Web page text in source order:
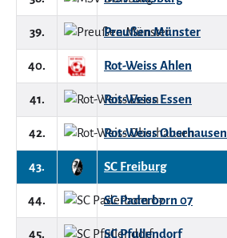
39. Preußen Münster
40. Rot-Weiss Ahlen
41. Rot-Weiss Essen
42. Rot-Weiss Oberhausen
43. SC Freiburg
44. SC Paderborn 07
45. SC Pfullendorf